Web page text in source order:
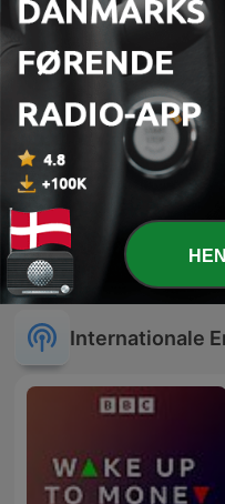
Millionærklubben
Internationale